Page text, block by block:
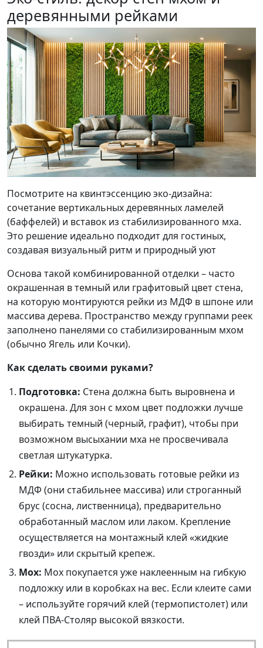
деревянными рейками
Посмотрите на квинтэссенцию эко-дизайна:
сочетание вертикальных деревянных ламелей
(баффелей) и вставок из стабилизированного мха.
Это решение идеально подходит для гостиных,
создавая визуальный ритм и природный уют
Основа такой комбинированной отделки – часто
окрашенная в темный или графитовый цвет стена,
на которую монтируются рейки из МДФ в шпоне или
массива дерева. Пространство между группами реек
заполнено панелями со стабилизированным мхом
(обычно Ягель или Кочки).
Как сделать своими руками?
Подготовка: Стена должна быть выровнена и
окрашена. Для зон с мхом цвет подложки лучше
выбирать темный (черный, графит), чтобы при
возможном высыхании мха не просвечивала
светлая штукатурка.
Рейки: Можно использовать готовые рейки из
МДФ (они стабильнее массива) или строганный
брус (сосна, лиственница), предварительно
обработанный маслом или лаком. Крепление
осуществляется на монтажный клей «жидкие
гвозди» или скрытый крепеж.
Мох: Мох покупается уже наклеенным на гибкую
подложку или в коробках на вес. Если клеите сами
– используйте горячий клей (термопистолет) или
клей ПВА-Столяр высокой вязкости.